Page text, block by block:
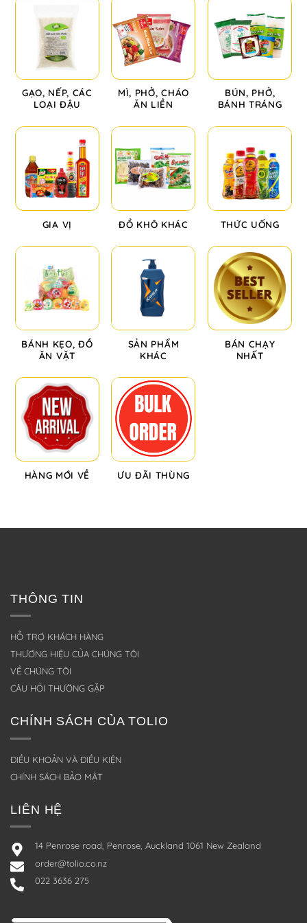
GẠO, NẾP, CÁC
LOẠI ĐẬU
MÌ, PHỞ, CHÁO
ĂN LIỀN
BÚN, PHỞ,
BÁNH TRÁNG
GIA VỊ ĐỒ KHÔ KHÁC THỨC UỐNG
BÁNH KẸO, ĐỒ
ĂN VẶT
SẢN PHẨM
KHÁC
BÁN CHẠY
NHẤT
HÀNG MỚI VỀ ƯU ĐÃI THÙNG
THÔNG TIN
HỖ TRỢ KHÁCH HÀNG
THƯƠNG HIỆU CỦA CHÚNG TÔI
VỀ CHÚNG TÔI
CÂU HỎI THƯỜNG GẶP
CHÍNH SÁCH CỦA TOLIO
ĐIỀU KHOẢN VÀ ĐIỀU KIỆN
CHÍNH SÁCH BẢO MẬT
LIÊN HỆ
14 Penrose road, Penrose, Auckland 1061 New Zealand
order@tolio.co.nz
022 3636 275